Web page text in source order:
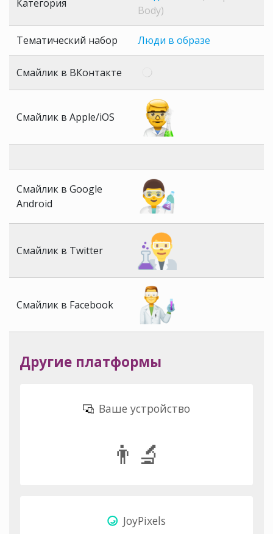
Категория
Body)
Тематический набор Люди в образе
Смайлик в ВКонтакте
Смайлик в Apple/iOS
Смайлик в Google
Android
Смайлик в Twitter
Смайлик в Facebook
Другие платформы
Ваше устройство
👨‍🔬
JoyPixels